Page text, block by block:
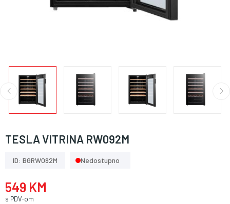
TESLA VITRINA RW092M
ID: BGRW092M Nedostupno
549 KM
s PDV-om